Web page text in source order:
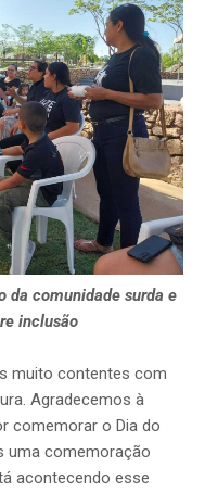
da comunidade surda e
inclusão
muito contentes com
Agradecemos à
comemorar o Dia do
uma comemoração
acontecendo esse